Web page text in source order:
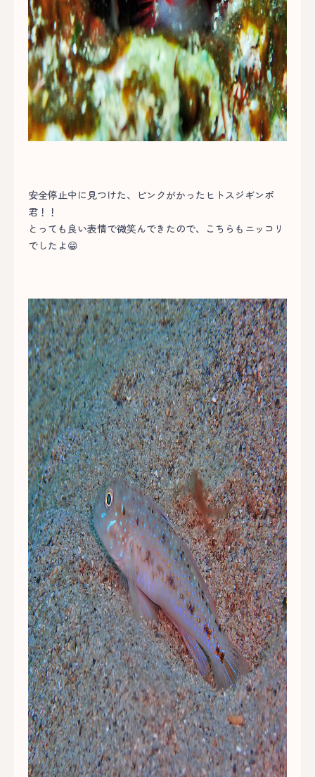
安全停止中に見つけた、ピンクがかったヒトスジギンポ
君！！
とっても良い表情で微笑んできたので、こちらもニッコリ
でしたよ😁